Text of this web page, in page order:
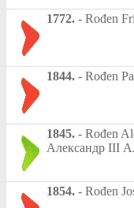
1772. - Rođen
1844. - Rođen
1845. - Rođen
Александр III
1854. - Rođen